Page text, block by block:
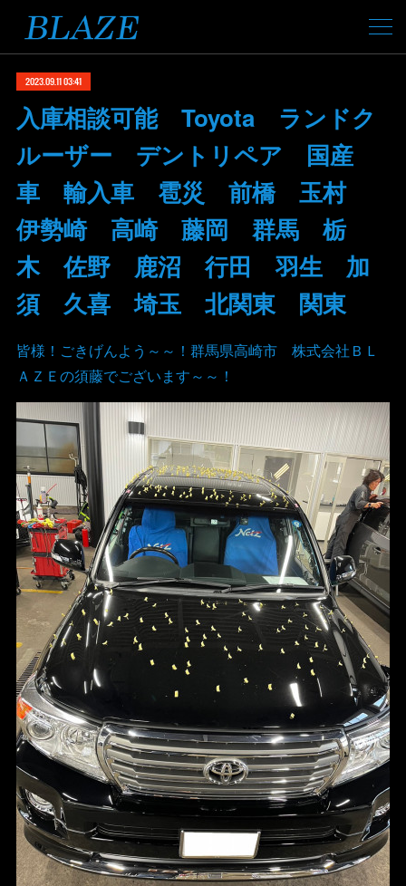
2023.09.11 03:41
入庫相談可能 Toyota ランドク
ルーザー デントリペア 国産
車 輸入車 雹災 前橋 玉村
伊勢崎 高崎 藤岡 群馬 栃
木 佐野 鹿沼 行田 羽生 加
須 久喜 埼玉 北関東 関東
皆様！ごきげんよう～～！群馬県高崎市 株式会社ＢＬ
ＡＺＥの須藤でございます～～！